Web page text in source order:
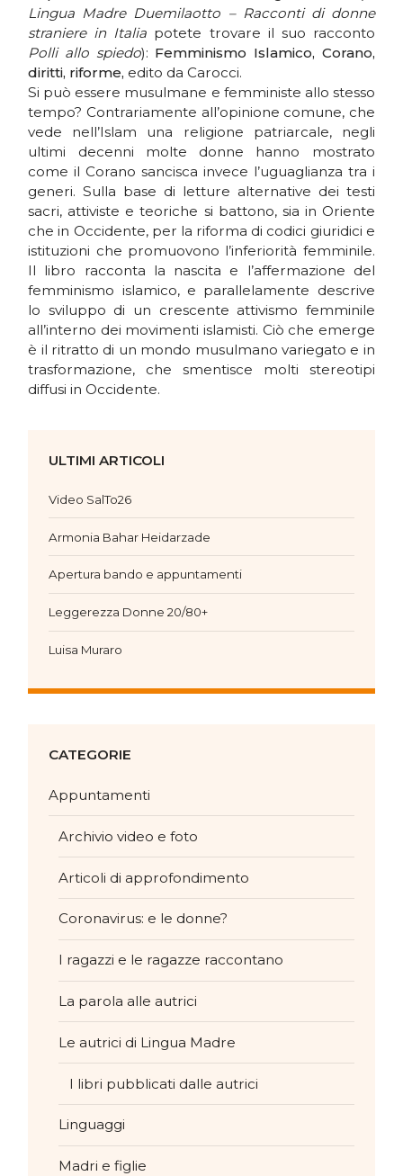
Lingua Madre Duemilaotto – Racconti di donne
straniere in Italia potete trovare il suo racconto
Polli allo spiedo): Femminismo Islamico, Corano,
diritti, riforme, edito da Carocci.
Si può essere musulmane e femministe allo stesso
tempo? Contrariamente all’opinione comune, che
vede nell’Islam una religione patriarcale, negli
ultimi decenni molte donne hanno mostrato
come il Corano sancisca invece l’uguaglianza tra i
generi. Sulla base di letture alternative dei testi
sacri, attiviste e teoriche si battono, sia in Oriente
che in Occidente, per la riforma di codici giuridici e
istituzioni che promuovono l’inferiorità femminile.
Il libro racconta la nascita e l’affermazione del
femminismo islamico, e parallelamente descrive
lo sviluppo di un crescente attivismo femminile
all’interno dei movimenti islamisti. Ciò che emerge
è il ritratto di un mondo musulmano variegato e in
trasformazione, che smentisce molti stereotipi
diffusi in Occidente.
ULTIMI ARTICOLI
Video SalTo26
Armonia Bahar Heidarzade
Apertura bando e appuntamenti
Leggerezza Donne 20/80+
Luisa Muraro
CATEGORIE
Appuntamenti
Archivio video e foto
Articoli di approfondimento
Coronavirus: e le donne?
I ragazzi e le ragazze raccontano
La parola alle autrici
Le autrici di Lingua Madre
I libri pubblicati dalle autrici
Linguaggi
Madri e figlie